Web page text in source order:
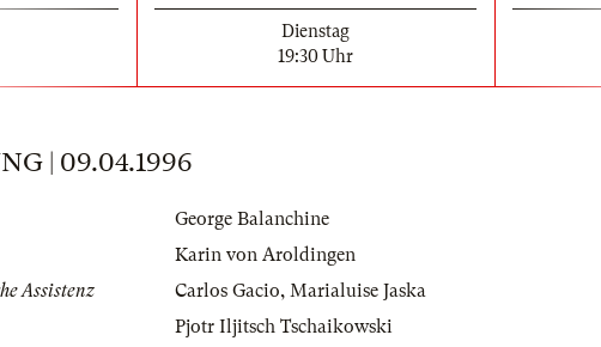
Dienstag
19:30 Uhr
| 09.04.1996
George Balanchine
Karin von Aroldingen
Assistenz
Carlos Gacio, Marialuise Jaska
Pjotr Iljitsch Tschaikowski